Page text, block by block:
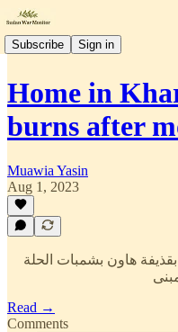
Subscribe Sign in
Home in
burns after
Muawia Yasin
Aug 1, 2023
هاون بشمبات الحلة
Read →
Comments